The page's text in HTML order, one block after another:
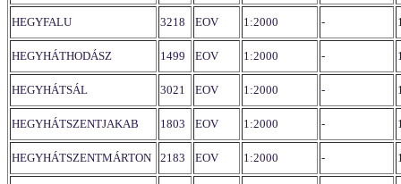
HEGYFALU 3218 EOV 1:2000 -
HEGYHÁTHODÁSZ 1499 EOV 1:2000 -
HEGYHÁTSÁL 3021 EOV 1:2000 -
HEGYHÁTSZENTJAKAB 1803 EOV 1:2000 -
HEGYHÁTSZENTMÁRTON 2183 EOV 1:2000 -